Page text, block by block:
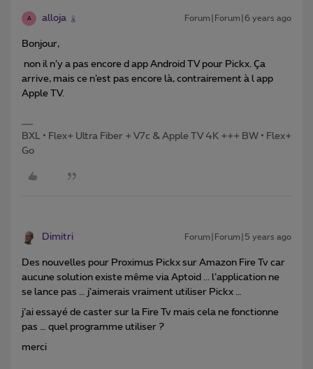
A alloja Forum|Forum|6 years ago
Bonjour,
non il n’y a pas encore d app Android TV pour Pickx. Ça
arrive, mais ce n’est pas encore là, contrairement à l app
Apple TV.
BXL • Flex+ Ultra Fiber + V7c & Apple TV 4K +++ BW • Flex+
Go
Dimitri Forum|Forum|5 years ago
Des nouvelles pour Proximus Pickx sur Amazon Fire Tv car
aucune solution existe même via Aptoid ... l’application ne
se lance pas … j’aimerais vraiment utiliser Pickx …
j’ai essayé de caster sur la Fire Tv mais cela ne fonctionne
pas … quel programme utiliser ?
merci